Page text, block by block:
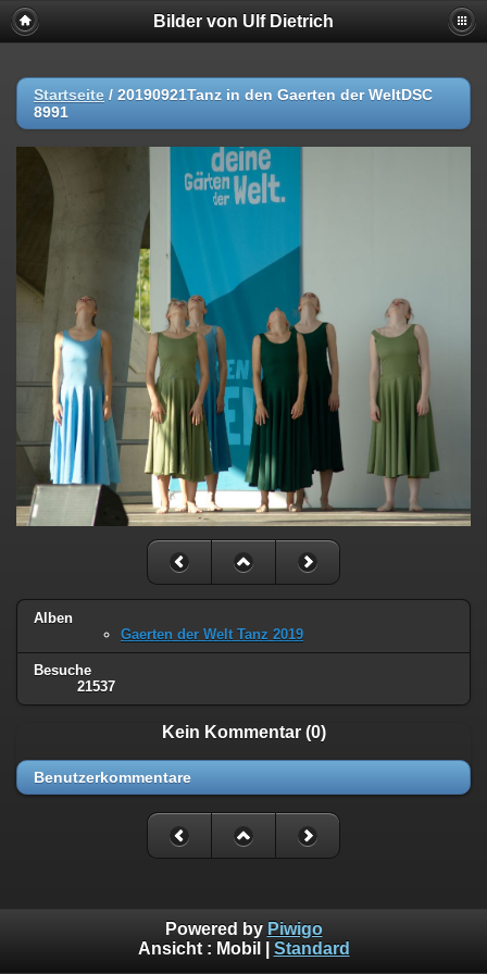
Bilder von Ulf Dietrich
Startseite / 20190921Tanz in den Gaerten der WeltDSC
8991
Alben
Gaerten der Welt Tanz 2019
Besuche
21537
Kein Kommentar (0)
Benutzerkommentare
Powered by Piwigo
Ansicht : Mobil Standard